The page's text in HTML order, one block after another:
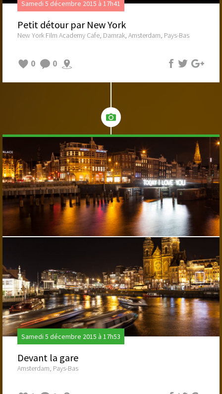
Samedi 5 décembre 2015 à 17h41
Petit détour par New York
New York Film Academy Cafe, Damrak, Amsterdam, Pays-Bas
0 0
Samedi 5 décembre 2015 à 17h53
Devant la gare
Amsterdam, Pays-Bas